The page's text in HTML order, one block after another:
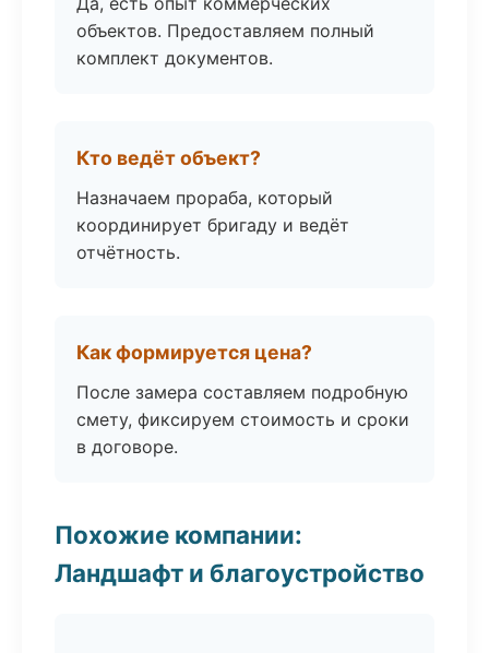
объектов. Предоставляем полный
комплект документов.
Кто ведёт объект?
Назначаем прораба, который
координирует бригаду и ведёт
отчётность.
Как формируется цена?
После замера составляем подробную
смету, фиксируем стоимость и сроки
в договоре.
Похожие компании:
Ландшафт и благоустройство